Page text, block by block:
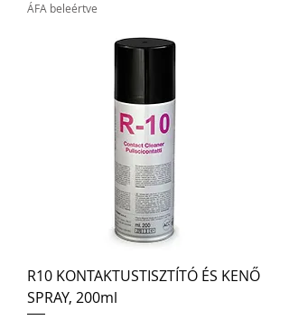
ÁFA beleértve
R10 KONTAKTUSTISZTÍTÓ ÉS KENŐ
SPRAY, 200ml